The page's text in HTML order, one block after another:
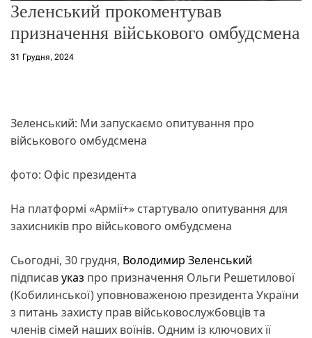
Зеленський прокоментував
призначення військового омбудсмена
31 Грудня, 2024
Зеленський: Ми запускаємо опитування про
військового омбудсмена
фото: Офіс президента
На платформі «Армії+» стартувало опитування для
захисників про військового омбудсмена
Сьогодні, 30 грудня, Володимир Зеленський
підписавуказ про призначення Ольги Решетилової
(Кобилинської) уповноваженою президента України
з питань захисту прав військовослужбовців та
членів сімей наших воїнів. Одним із ключових її